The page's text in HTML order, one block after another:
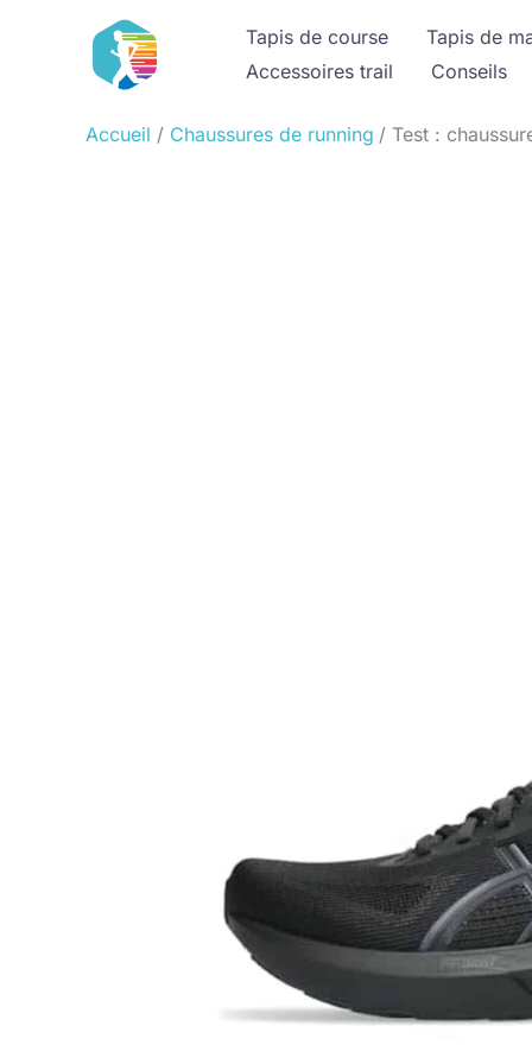
Tapis de course
Tapis de
Accessoires trail
Conseils
Accueil Chaussures de running Test :